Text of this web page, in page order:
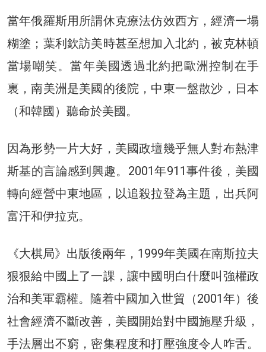
當年俄羅斯用所謂休克療法仿效西方，經濟一塌
糊塗；葉利欽訪美時甚至想加入北約，被克林頓
當場嘲笑。當年美國透過北約把歐洲控制在手
裏，南美洲是美國的後院，中東一盤散沙，日本
（和韓國）聽命於美國。
因為形勢一片大好，美國政壇幾乎無人對布熱津
斯基的言論感到興趣。2001年911事件後，美國
轉向經營中東地區，以追殺拉登為主題，出兵阿
富汗和伊拉克。
《大棋局》出版後兩年，1999年美國在南斯拉夫
狠狠給中國上了一課，讓中國明白什麼叫強權政
治和美軍霸權。隨着中國加入世貿（2001年）後
社會經濟不斷改善，美國開始對中國施壓升級，
手法層出不窮，密集程度和打壓強度令人咋舌。